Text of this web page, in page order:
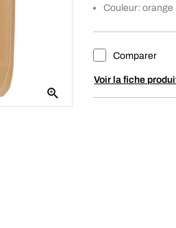
Couleur: orange
Comparer
Voir la fiche